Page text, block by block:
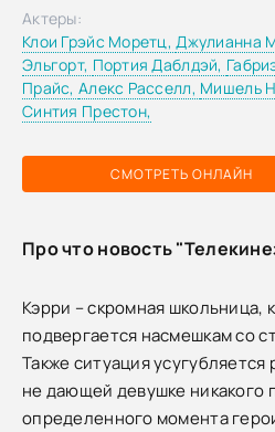
СМОТРЕТЬ ОНЛАЙН
Актеры:
Клои Грэйс Моретц,Джулианна
Эльгорт, Портия Даблдэй,
Прайс, Алекс Расселл, Мишель
Синтия Престон,
Про что новость
Кэрри – скромная школьница,
подвергается насмешкам со
Также ситуация
не дающей девушке никакого
определенного момента